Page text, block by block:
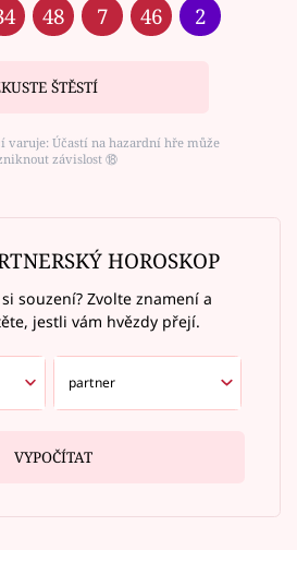
48 7 46 2
ŠTĚSTÍ
varuje: Účastí na hazardní hře může
závislost ⑱
HOROSKOP
si souzení? Zvolte znamení a
jestli vám hvězdy přejí.
VYPOČÍTAT